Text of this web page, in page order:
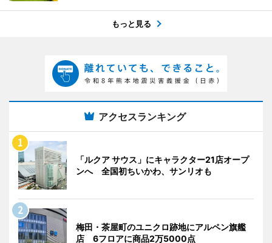
もっと見る
アクセスランキング
「ルクア サウス」にキャラクター21店オープ
ンへ 全国初ちいかわ、サンリオも
梅田・茶屋町のユニクロ跡地にアルペン旗艦
店 6フロアに商品2万5000点